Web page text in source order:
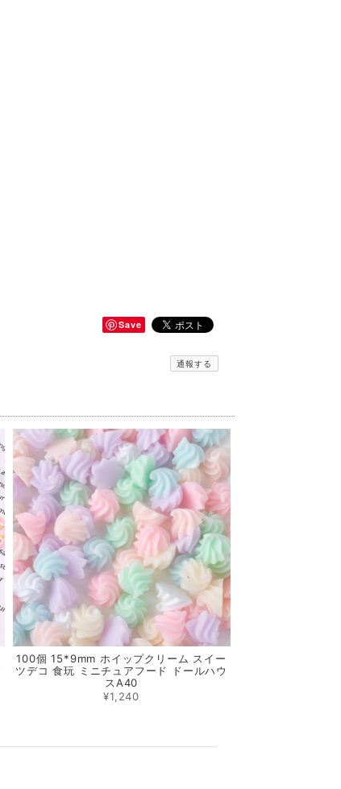
Save
通報する
100個 15*9mm ホイップクリーム スイー
ツデコ 食玩 ミニチュアフード ドールハウ
スA40
¥1,240